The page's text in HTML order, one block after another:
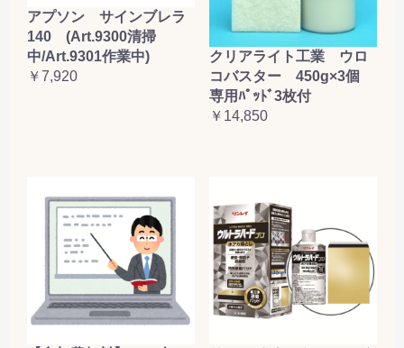
アプソン サインブレラ
140 (Art.9300清掃
中/Art.9301作業中)
￥7,920
クリアライト工業 ウロ
コバスター 450g×3個
専用ﾊﾟｯﾄﾞ3枚付
￥14,850